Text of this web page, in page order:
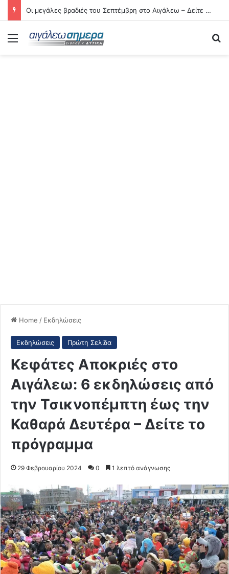
Οι μεγάλες βραδιές του Σεπτέμβρη στο Αιγάλεω – Δείτε αναλυτικά τις 21 εκδηλώσεις
Menu
Home / Εκδηλώσεις
Εκδηλώσεις Πρώτη Σελίδα
Κεφάτες Αποκριές στο
Αιγάλεω: 6 εκδηλώσεις από
την Τσικνοπέμπτη έως την
Καθαρά Δευτέρα – Δείτε το
πρόγραμμα
29 Φεβρουαρίου 2024 0 1 λεπτό ανάγνωσης